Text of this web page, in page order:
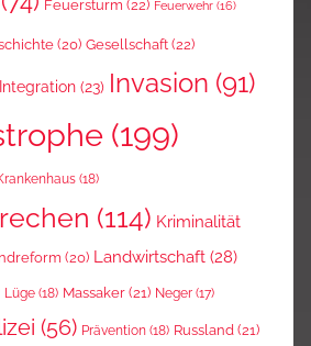
Feuersturm (22) Feuerwehr (16)
(20) Gesellschaft(22)
Integration (23) Invasion (91)
(199)
(18)
(114) Kriminalität
(20) Landwirtschaft (28)
Lüge (18) Massaker (21) Neger (17)
(56) Prävention (18) Russland (21)